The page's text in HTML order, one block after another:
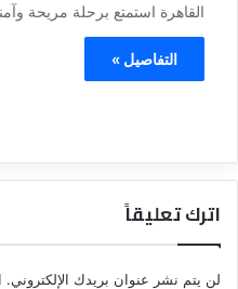
القاهرة استمتع برحلة مريحة
التفاصيل »
اترك تعليقاً
لن يتم نشر عنوان بريدك الإلكتروني.